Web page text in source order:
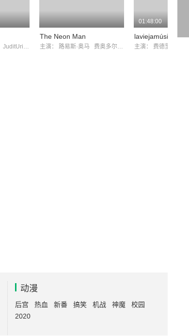
JuditUriach
The Neon Man
主演： 路易斯·奥马 费奥多尔·阿特金
01:48:00
laviejamúsica
主演： 费德里科·
动漫
后宫 热血 新番 搞笑 机战 神魔
校园
2020